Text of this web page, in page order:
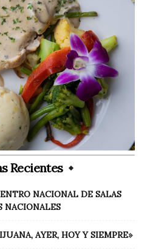
Recientes
NACIONAL DE SALAS
NACIONALES
AYER, HOY Y SIEMPRE»